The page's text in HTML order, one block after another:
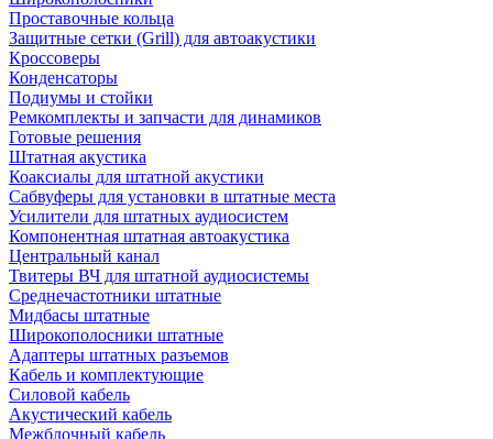
Проставочные кольца
Защитные сетки (Grill) для автоакустики
Кроссоверы
Конденсаторы
Подиумы и стойки
Ремкомплекты и запчасти для динамиков
Готовые решения
Штатная акустика
Коаксиалы для штатной акустики
Сабвуферы для установки в штатные места
Усилители для штатных аудиосистем
Компонентная штатная автоакустика
Центральный канал
Твитеры ВЧ для штатной аудиосистемы
Среднечастотники штатные
Мидбасы штатные
Широкополосники штатные
Адаптеры штатных разъемов
Кабель и комплектующие
Силовой кабель
Акустический кабель
Межблочный кабель